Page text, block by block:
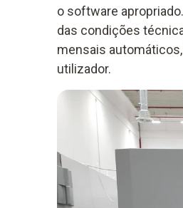
o software
das condições
mensais
utilizador.